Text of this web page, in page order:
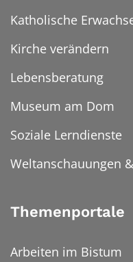
Katholische
Kirche verändern
Lebensberatung
Museum am Dom
Soziale Lerndienste
Weltanschauungen
Themenportale
Arbeiten im Bistum